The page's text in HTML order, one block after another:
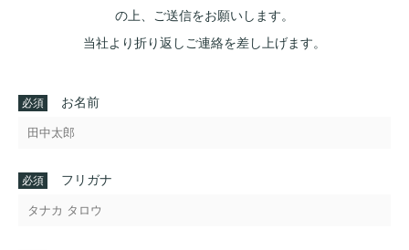
の上、ご送信をお願いします。
当社より折り返しご連絡を差し上げます。
お名前
フリガナ